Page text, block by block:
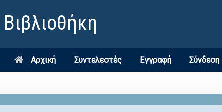
Αρχική Συντελεστές Εγγραφή Σύνδεση